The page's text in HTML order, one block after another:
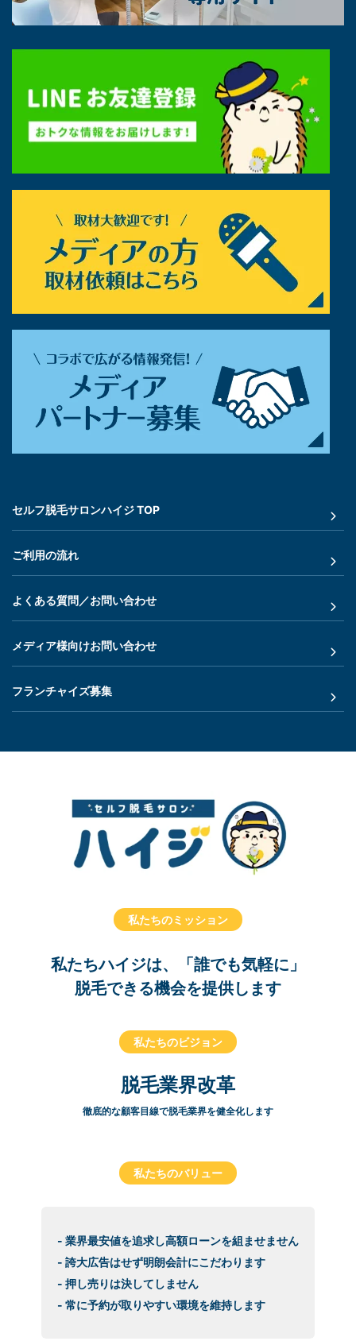
セルフ脱毛サロンハイジ TOP
ご利用の流れ
よくある質問／お問い合わせ
メディア様向けお問い合わせ
フランチャイズ募集
私たちのミッション
私たちハイジは、「誰でも気軽に」
脱毛できる機会を提供します
私たちのビジョン
脱毛業界改革
徹底的な顧客目線で脱毛業界を健全化します
私たちのバリュー
- 業界最安値を追求し高額ローンを組ませません
- 誇大広告はせず明朗会計にこだわります
- 押し売りは決してしません
- 常に予約が取りやすい環境を維持します